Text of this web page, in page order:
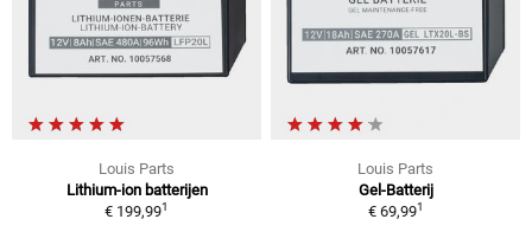
Louis Parts
Lithium-ion batterijen
€ 199,991
Louis Parts
Gel-Batterij
€ 69,991